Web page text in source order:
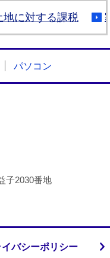
地に対する課税
パソコン
子2030番地
イバシーポリシー